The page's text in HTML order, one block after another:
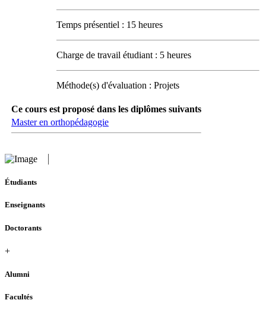
Temps présentiel : 15 heures
Charge de travail étudiant : 5 heures
Méthode(s) d'évaluation : Projets
Ce cours est proposé dans les diplômes suivants
Master en orthopédagogie
Étudiants
Enseignants
Doctorants
+
Alumni
Facultés